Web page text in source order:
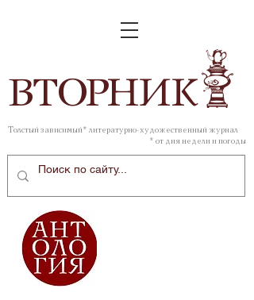
ВТОРНИК
Толстый зависимый* литературно-художественный журнал
* от дня недели и погоды